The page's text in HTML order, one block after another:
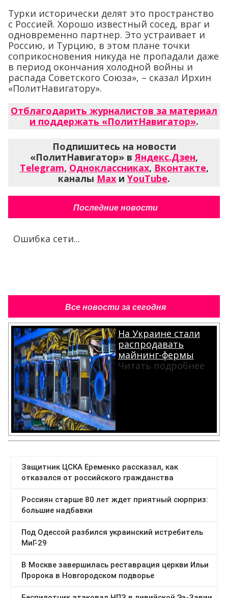
Турки исторически делят это пространство
с Россией. Хорошо известный сосед, враг и
одновременно партнер. Это устраивает и
Россию, и Турцию, в этом плане точки
соприкосновения никуда не пропадали даже
в период окончания холодной войны и
распада Советского Союза», – сказал Ирхин
«ПолитНавигатору».
Отблагодарить журналистов за материал
и поддержать «ПолитНавигатор».
Подпишитесь на новости
«ПолитНавигатор» вЯндекс.Дзен,
Telegram, Одноклассниках, Вконтакте,
каналы Max и YouTube.
Последние новости
Ошибка сети...
Все новости за сегодня
На Украине стали
распродавать
майнинг-фермы
Читать подробнее